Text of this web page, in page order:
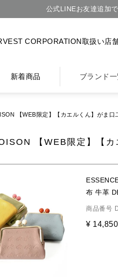
公式LINEお友達追加
CORPORATION取扱い店
新着商品 ブランド一
【WEB限定】【カエルくん】がま
【WEB限定】【
布 牛革
商品番号
¥ 14,850